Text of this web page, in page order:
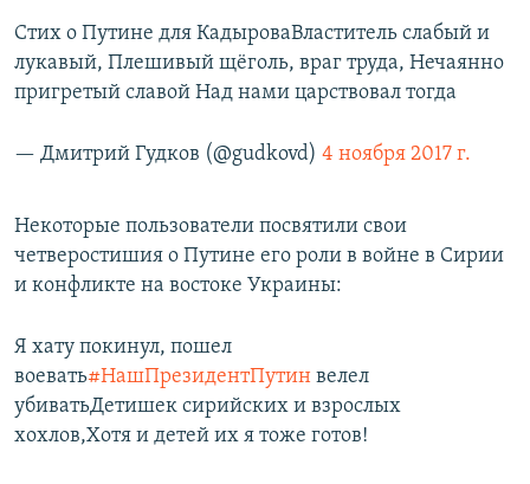
Стих о Путине для КадыроваВластитель слабый и
лукавый, Плешивый щёголь, враг труда, Нечаянно
пригретый славой Над нами царствовал тогда
— Дмитрий Гудков (@gudkovd) 4 ноября 2017 г.
Некоторые пользователи посвятили свои
четверостишия о Путине его роли в войне в Сирии
и конфликте на востоке Украины:
Я хату покинул, пошел
воевать#НашПрезидентПутин велел
убиватьДетишек сирийских и взрослых
хохлов,Хотя и детей их я тоже готов!